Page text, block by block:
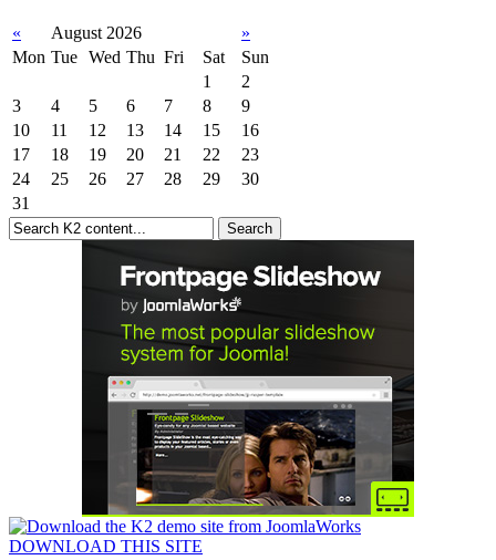
« August 2026
»
Mon Tue Wed Thu Fri Sat
Sun
1
2
3
4 5 6 7 8
9
10
11 12 13 14 15
16
17
18 19 20 21 22
23
24
25 26 27 28 29
30
31
DOWNLOAD THIS SITE